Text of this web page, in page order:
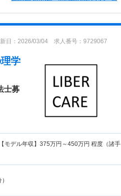
日：2026/03/04 求人番号：9729067
学
士募
モデル年収】 375万円～450万円 程度（諸手